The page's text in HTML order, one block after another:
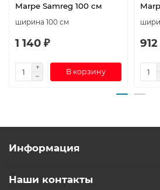
Marpe Samreg 100 см
ширина 100 см
1 140 ₽
В корзину
Информация
Наши контакты